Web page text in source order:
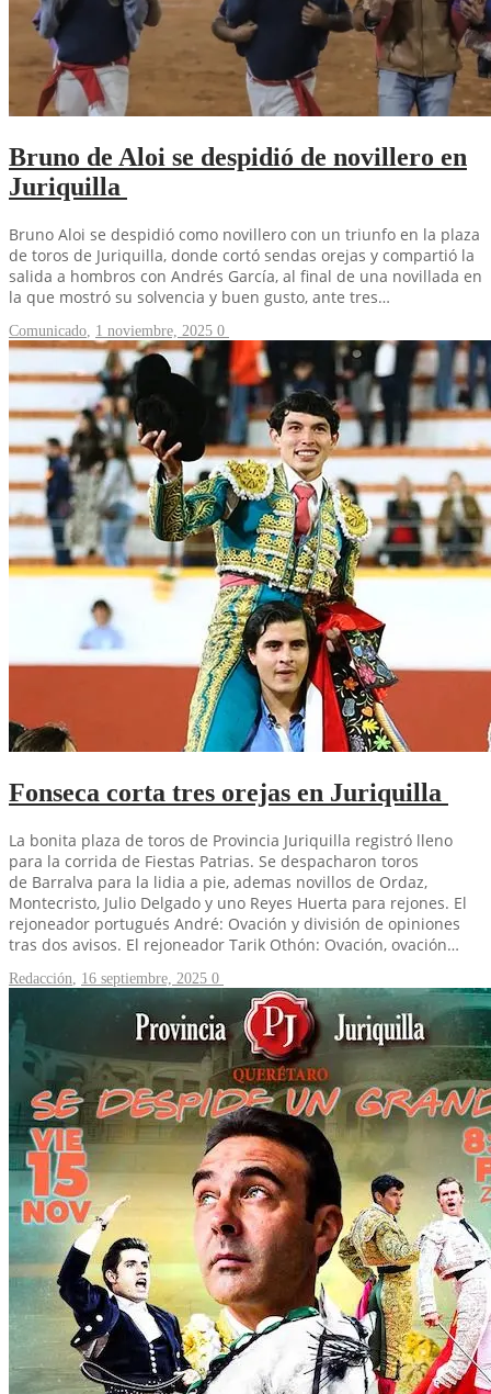
Bruno de Aloi se despidió de novillero en
Juriquilla
Bruno Aloi se despidió como novillero con un triunfo en la plaza
de toros de Juriquilla, donde cortó sendas orejas y compartió la
salida a hombros con Andrés García, al final de una novillada en
la que mostró su solvencia y buen gusto, ante tres…
Comunicado 1 noviembre, 2025 0
Fonseca corta tres orejas en Juriquilla
La bonita plaza de toros de Provincia Juriquilla registró lleno
para la corrida de Fiestas Patrias. Se despacharon toros
de Barralva para la lidia a pie, ademas novillos de Ordaz,
Montecristo, Julio Delgado y uno Reyes Huerta para rejones. El
rejoneador portugués André: Ovación y división de opiniones
tras dos avisos. El rejoneador Tarik Othón: Ovación, ovación…
Redacción 16 septiembre, 2025 0